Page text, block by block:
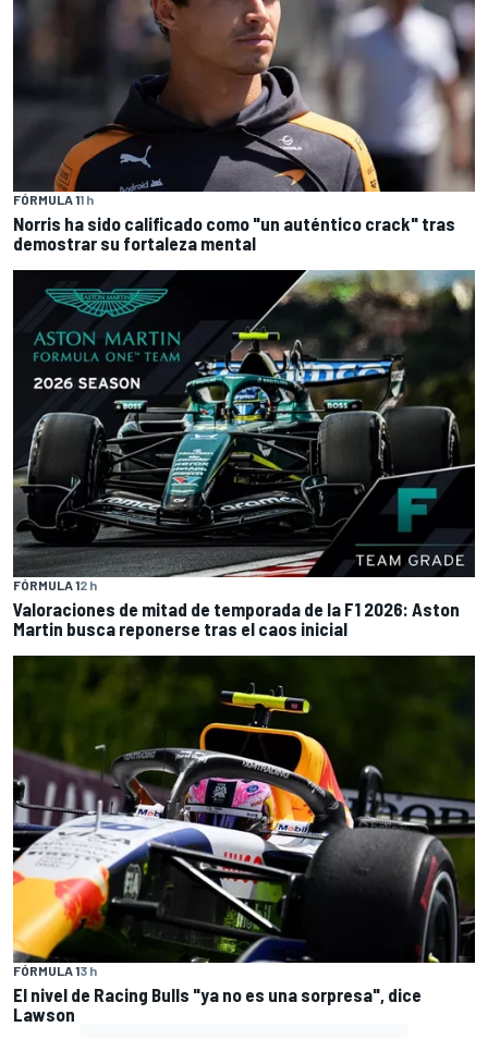
FÓRMULA 11 h
Norris ha sido calificado como "un auténtico crack" tras
demostrar su fortaleza mental
FÓRMULA 12 h
Valoraciones de mitad de temporada de la F1 2026: Aston
Martin busca reponerse tras el caos inicial
FÓRMULA 13 h
El nivel de Racing Bulls "ya no es una sorpresa", dice
Lawson